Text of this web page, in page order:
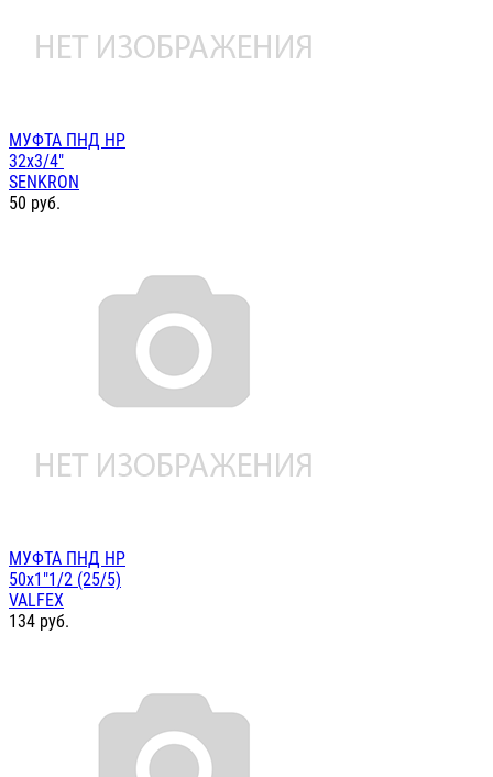
МУФТА ПНД НР
32х3/4"
SENKRON
50 руб.
МУФТА ПНД НР
50х1"1/2 (25/5)
VALFEX
134 руб.